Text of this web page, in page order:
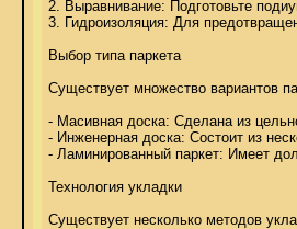
2. Выравнивание: Подготовьте
3. Гидроизоляция: Для
Выбор типа паркета
Существует множество вариантов
- Масивная доска: Сделана из
- Инженерная доска: Состоит из
- Ламинированный паркет: Имеет
Технология укладки
Существует несколько методов